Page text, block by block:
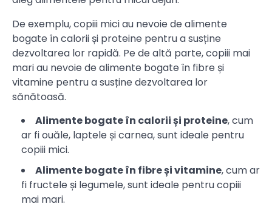
De exemplu, copiii mici au nevoie de alimente
bogate în calorii și proteine pentru a susține
dezvoltarea lor rapidă. Pe de altă parte, copiii mai
mari au nevoie de alimente bogate în fibre și
vitamine pentru a susține dezvoltarea lor
sănătoasă.
Alimente bogate în calorii și proteine, cum
ar fi ouăle, laptele și carnea, sunt ideale pentru
copiii mici.
Alimente bogate în fibre și vitamine, cum ar
fi fructele și legumele, sunt ideale pentru copiii
mai mari.